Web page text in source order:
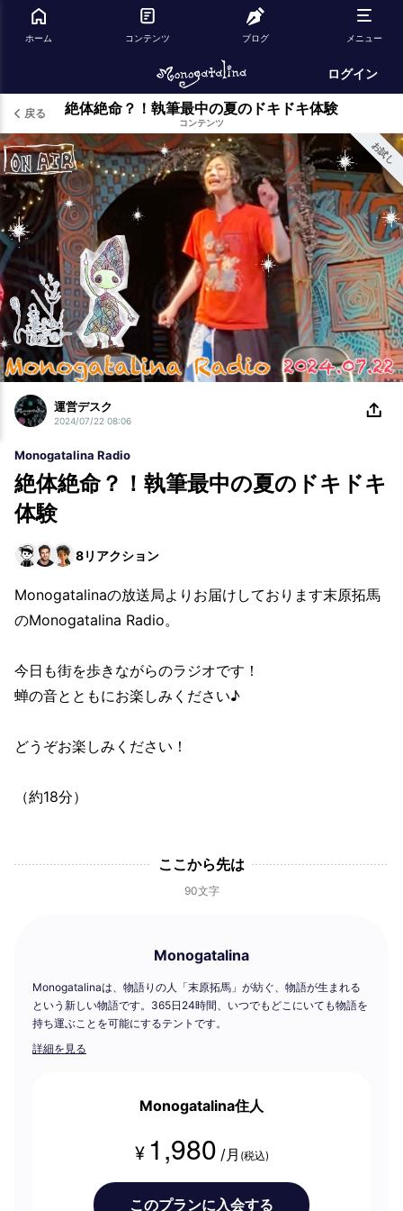
ホーム コンテンツ ブログ メニュー
ログイン
戻る 絶体絶命？！執筆最中の夏のドキドキ体験
コンテンツ
お試し
運営デスク
2024/07/22 08:06
Monogatalina Radio
絶体絶命？！執筆最中の夏のドキドキ
体験
8リアクション
Monogatalinaの放送局よりお届けしております末原拓馬
のMonogatalina Radio。
今日も街を歩きながらのラジオです！
蝉の音とともにお楽しみください♪
どうぞお楽しみください！
（約18分）
ここから先は
90文字
Monogatalina
Monogatalinaは、物語りの人「末原拓馬」が紡ぐ、物語が生まれる
という新しい物語です。365日24時間、いつでもどこにいても物語を
持ち運ぶことを可能にするテントです。
詳細を見る
Monogatalina住人
¥ 1,980 /月 (税込)
このプランに入会する